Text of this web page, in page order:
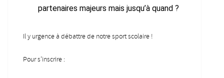
partenaires majeurs mais jusqu’à quand ?
Il y urgence à débattre de notre sport scolaire !
Pour s’inscrire :